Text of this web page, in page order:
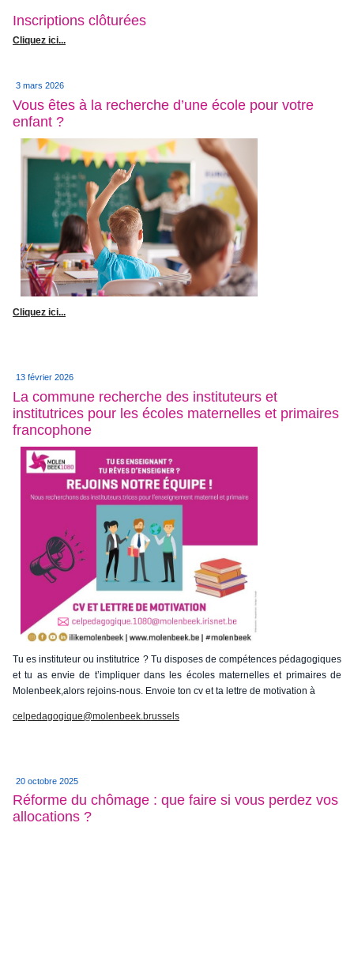
Inscriptions clôturées
Cliquez ici...
3 mars 2026
Vous êtes à la recherche d’une école pour votre
enfant ?
Cliquez ici...
13 février 2026
La commune recherche des instituteurs et
institutrices pour les écoles maternelles et primaires
francophone
Tu es instituteur ou institutrice ? Tu disposes de compétences pédagogiques
et tu as envie de t’impliquer dans les écoles maternelles et primaires de
Molenbeek,alors rejoins-nous. Envoie ton cv et ta lettre de motivation à
celpedagogique@molenbeek.brussels
20 octobre 2025
Réforme du chômage : que faire si vous perdez vos
allocations ?